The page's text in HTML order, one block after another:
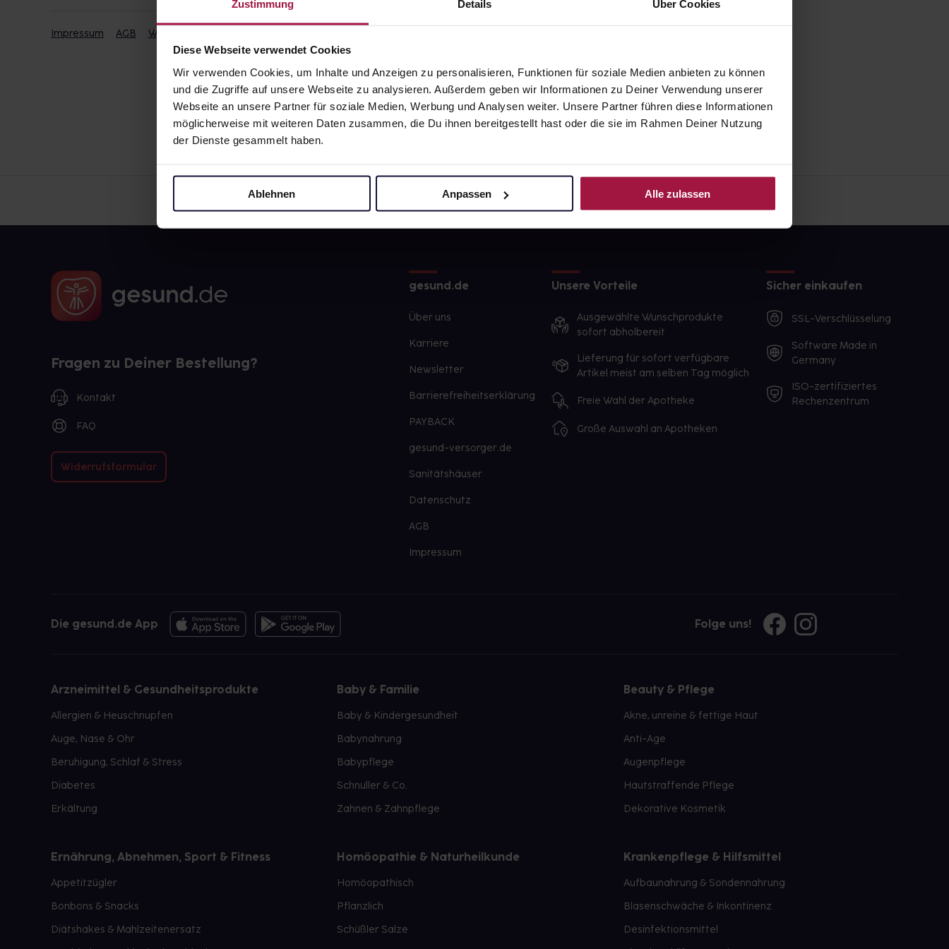
Zustimmung Details Über Cookies
Diese Webseite verwendet Cookies
Wir verwenden Cookies, um Inhalte und Anzeigen zu personalisieren, Funktionen für soziale Medien anbieten zu können
und die Zugriffe auf unsere Webseite zu analysieren. Außerdem geben wir Informationen zu Deiner Verwendung unserer
Webseite an unsere Partner für soziale Medien, Werbung und Analysen weiter. Unsere Partner führen diese Informationen
möglicherweise mit weiteren Daten zusammen, die Du ihnen bereitgestellt hast oder die sie im Rahmen Deiner Nutzung
der Dienste gesammelt haben.
Ablehnen Anpassen Alle zulassen
Impressum AGB Widerrufsbelehrung
Fragen zu Deiner Bestellung?
Kontakt
FAQ
Widerrufsformular
gesund.de
Über uns
Karriere
Newsletter
Barrierefreiheitserklärung
PAYBACK
gesund-versorger.de
Sanitätshäuser
Datenschutz
AGB
Impressum
Unsere Vorteile
Ausgewählte Wunschprodukte
sofort abholbereit
Lieferung für sofort verfügbare
Artikel meist am selben Tag möglich
Freie Wahl der Apotheke
Große Auswahl an Apotheken
Sicher einkaufen
SSL-Verschlüsselung
Software Made in
Germany
ISO-zertifiziertes
Rechenzentrum
Die gesund.de App Folge uns!
Arzneimittel & Gesundheitsprodukte
Allergien & Heuschnupfen
Auge, Nase & Ohr
Beruhigung, Schlaf & Stress
Diabetes
Erkältung
Baby & Familie
Baby & Kindergesundheit
Babynahrung
Babypflege
Schnuller & Co.
Zahnen & Zahnpflege
Beauty & Pflege
Akne, unreine & fettige Haut
Anti-Age
Augenpflege
Hautstraffende Pflege
Dekorative Kosmetik
Ernährung, Abnehmen, Sport & Fitness
Appetitzügler
Bonbons & Snacks
Diätshakes & Mahlzeitenersatz
Homöopathie & Naturheilkunde
Homöopathisch
Pflanzlich
Schüßler Salze
Krankenpflege & Hilfsmittel
Aufbaunahrung & Sondennahrung
Blasenschwäche & Inkontinenz
Desinfektionsmittel